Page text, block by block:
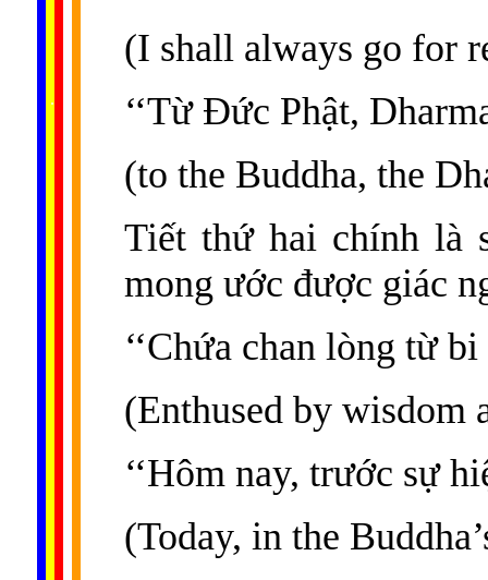
.
(I shall always go for
‘‘Từ Đức Phật,
(to the Buddha, the
Tiết thứ hai chính là
mong ước được giác
‘‘Chứa chan lòng từ bi
(Enthused by wisdom
‘‘Hôm nay, trước sự
(Today, in the